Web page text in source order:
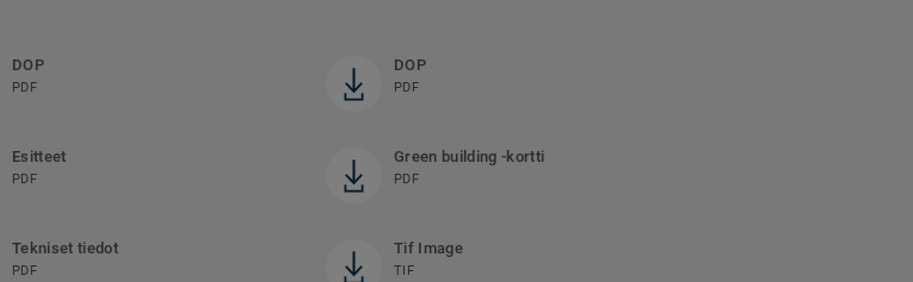
DOP
PDF
DOP
PDF
Esitteet
PDF
Green building -kortti
PDF
Tekniset tiedot
PDF
Tif Image
TIF